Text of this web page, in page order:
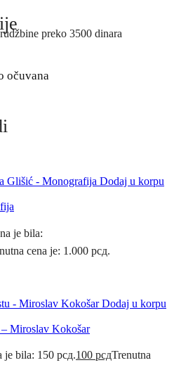
preko 3500 dinara
očuvana
Dodaj u korpu
je bila:
cena je: 1.000 рсд.
Dodaj u korpu
Miroslav Kokošar
je bila: 150 рсд.100 рсдTrenutna